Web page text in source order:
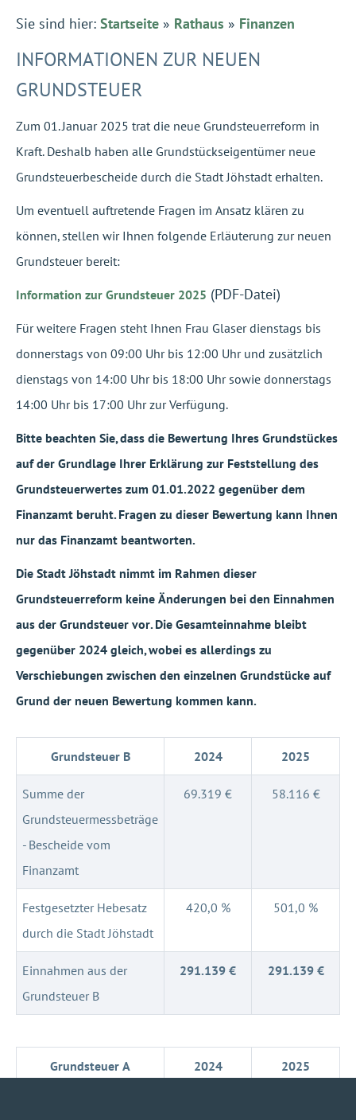
Sie sind hier: Startseite » Rathaus » Finanzen
INFORMATIONEN ZUR NEUEN
GRUNDSTEUER
Zum 01. Januar 2025 trat die neue Grundsteuerreform in
Kraft. Deshalb haben alle Grundstückseigentümer neue
Grundsteuerbescheide durch die Stadt Jöhstadt erhalten.
Um eventuell auftretende Fragen im Ansatz klären zu
können, stellen wir Ihnen folgende Erläuterung zur neuen
Grundsteuer bereit:
Information zur Grundsteuer 2025 (PDF-Datei)
Für weitere Fragen steht Ihnen Frau Glaser dienstags bis
donnerstags von 09:00 Uhr bis 12:00 Uhr und zusätzlich
dienstags von 14:00 Uhr bis 18:00 Uhr sowie donnerstags
14:00 Uhr bis 17:00 Uhr zur Verfügung.
Bitte beachten Sie, dass die Bewertung Ihres Grundstückes
auf der Grundlage Ihrer Erklärung zur Feststellung des
Grundsteuerwertes zum 01.01.2022 gegenüber dem
Finanzamt beruht. Fragen zu dieser Bewertung kann Ihnen
nur das Finanzamt beantworten.
Die Stadt Jöhstadt nimmt im Rahmen dieser
Grundsteuerreform keine Änderungen bei den Einnahmen
aus der Grundsteuer vor. Die Gesamteinnahme bleibt
gegenüber 2024 gleich, wobei es allerdings zu
Verschiebungen zwischen den einzelnen Grundstücke auf
Grund der neuen Bewertung kommen kann.
Grundsteuer B 2024 2025
Summe der
Grundsteuermessbeträge
- Bescheide vom
Finanzamt
69.319 € 58.116 €
Festgesetzter Hebesatz
durch die Stadt Jöhstadt
420,0 % 501,0 %
Einnahmen aus der
Grundsteuer B
291.139 € 291.139 €
Grundsteuer A 2024 2025